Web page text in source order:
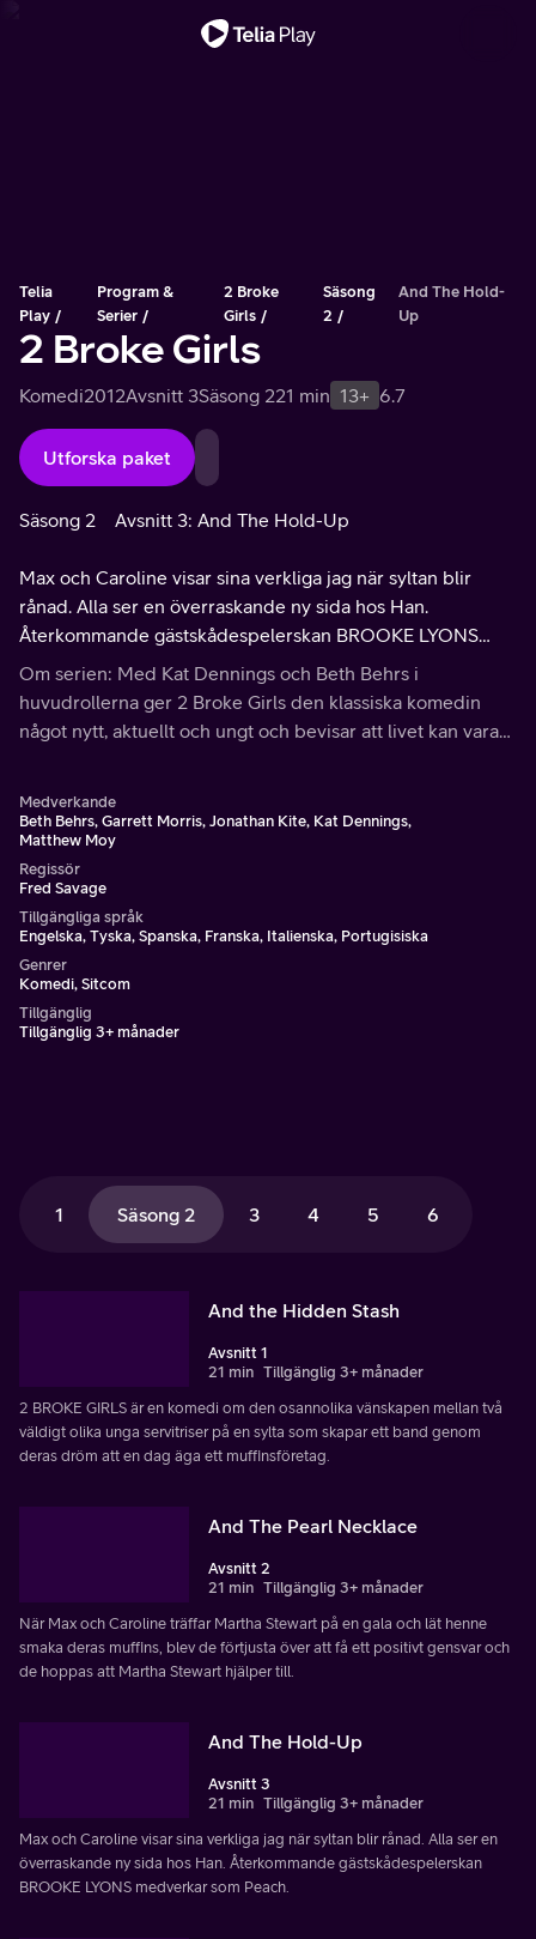
Telia
Play
Program &
Serier
2 Broke
Girls
Säsong
2
And The Hold-
Up
2 Broke Girls
Komedi2012Avsnitt 3Säsong 221 min 13+ 6.7
Utforska paket
Säsong 2 Avsnitt 3: And The Hold-Up
Max och Caroline visar sina verkliga jag när syltan blir
rånad. Alla ser en överraskande ny sida hos Han.
Återkommande gästskådespelerskan BROOKE LYONS
medverkar som Peach.
Om serien: Med Kat Dennings och Beth Behrs i
huvudrollerna ger 2 Broke Girls den klassiska komedin
något nytt, aktuellt och ungt och bevisar att livet kan vara
Medverkande
Beth Behrs, Garrett Morris, Jonathan Kite, Kat Dennings,
Matthew Moy
Regissör
Fred Savage
Tillgängliga språk
Engelska, Tyska, Spanska, Franska, Italienska, Portugisiska
Genrer
Komedi, Sitcom
Tillgänglig
Tillgänglig 3+ månader
1 Säsong 2 3 4 5 6
And the Hidden Stash
Avsnitt 1
21 min Tillgänglig 3+ månader
2 BROKE GIRLS är en komedi om den osannolika vänskapen mellan två
väldigt olika unga servitriser på en sylta som skapar ett band genom
deras dröm att en dag äga ett muffinsföretag.
And The Pearl Necklace
Avsnitt 2
21 min Tillgänglig 3+ månader
När Max och Caroline träffar Martha Stewart på en gala och lät henne
smaka deras muffins, blev de förtjusta över att få ett positivt gensvar och
de hoppas att Martha Stewart hjälper till.
And The Hold-Up
Avsnitt 3
21 min Tillgänglig 3+ månader
Max och Caroline visar sina verkliga jag när syltan blir rånad. Alla ser en
överraskande ny sida hos Han. Återkommande gästskådespelerskan
BROOKE LYONS medverkar som Peach.